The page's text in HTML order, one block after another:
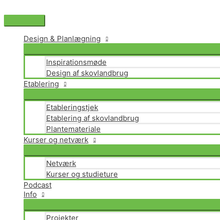
til
indholdetHovedmenu
Design & Planlægning
Inspirationsmøde
Design af skovlandbrug
Etablering
Etableringstjek
Etablering af skovlandbrug
Plantemateriale
Kurser og netværk
Netværk
Kurser og studieture
Podcast
Info
Projekter